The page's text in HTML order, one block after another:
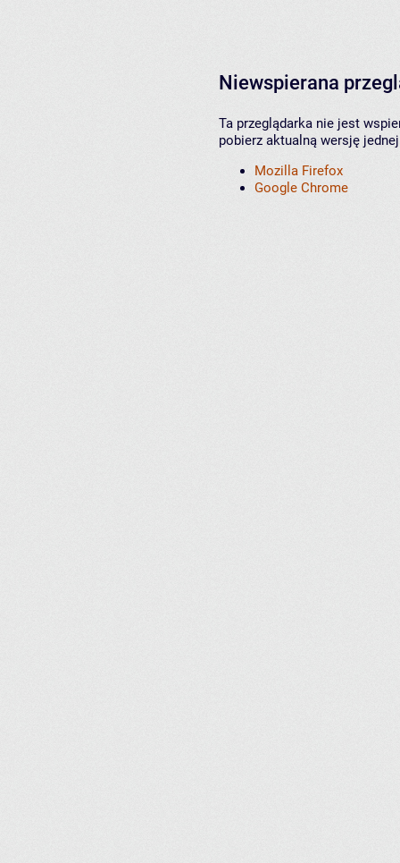
Niewspierana
Ta przeglądarka nie jest
pobierz aktualną wersję
Mozilla Firefox
Google Chrome